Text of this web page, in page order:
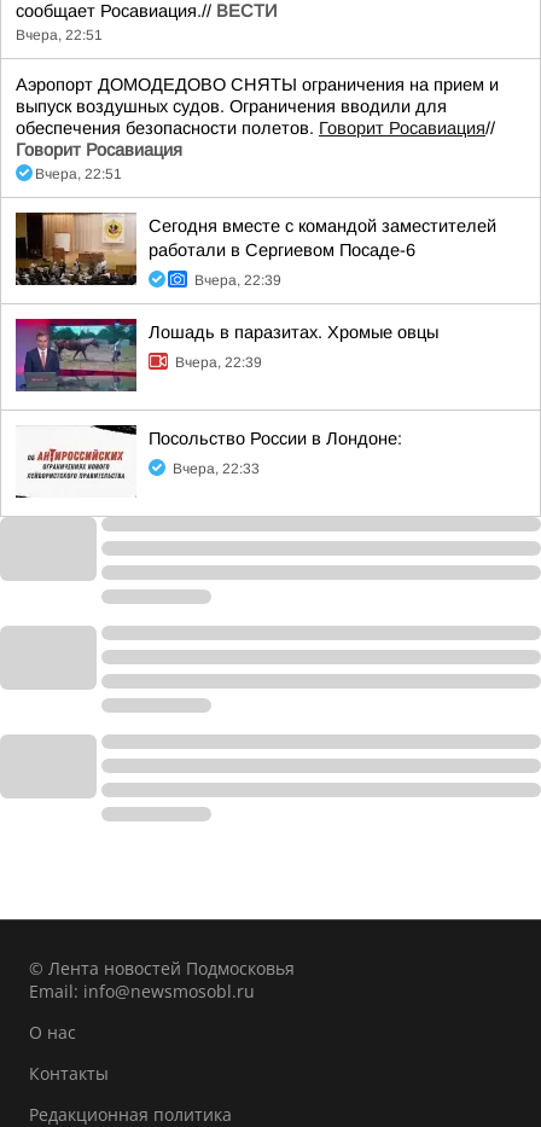
сообщает Росавиация.// ВЕСТИ
Вчера, 22:51
Аэропорт ДОМОДЕДОВО СНЯТЫ ограничения на прием и
выпуск воздушных судов. Ограничения вводили для
обеспечения безопасности полетов. Говорит Росавиация//
Говорит Росавиация
Вчера, 22:51
Сегодня вместе с командой заместителей
работали в Сергиевом Посаде-6
Вчера, 22:39
Лошадь в паразитах. Хромые овцы
Вчера, 22:39
Посольство России в Лондоне:
Вчера, 22:33
© Лента новостей Подмосковья
Email: info@newsmosobl.ru
О нас
Контакты
Редакционная политика